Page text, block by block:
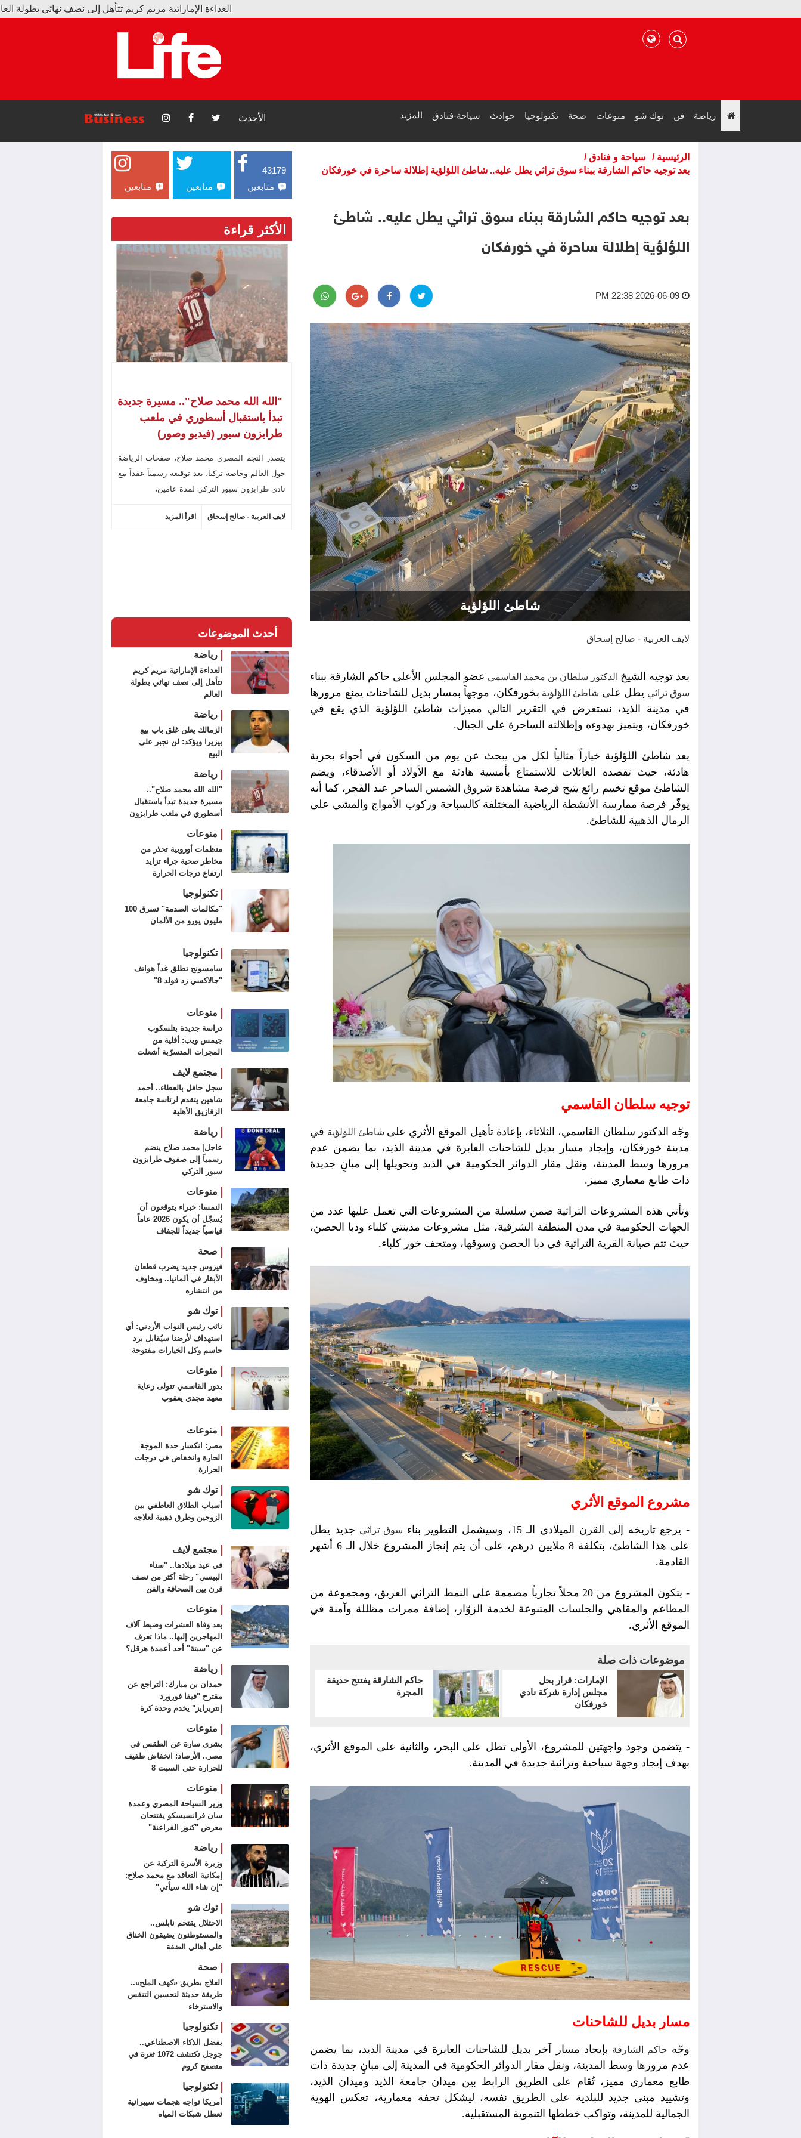
العداءة الإماراتية مريم كريم تتأهل إلى نصف نهائي بطولة العالم
رياضة فن توك شو منوعات صحة تكنولوجيا حوادث سياحة-فنادق المزيد الأحدث
الرئيسية / سياحة و فنادق /
بعد توجيه حاكم الشارقة ببناء سوق تراثي يطل عليه.. شاطئ اللؤلؤية إطلالة ساحرة في خورفكان
بعد توجيه حاكم الشارقة ببناء سوق تراثي يطل عليه.. شاطئ
اللؤلؤية إطلالة ساحرة في خورفكان
2026-06-09 22:38 PM
شاطئ اللؤلؤية
لايف العربية - صالح إسحاق
بعد توجيه الشيخ الدكتور سلطان بن محمد القاسمي عضو المجلس الأعلى حاكم الشارقة ببناء
سوق تراثي يطل على شاطئ اللؤلؤية بخورفكان، موجهاً بمسار بديل للشاحنات يمنع مرورها
في مدينة الذيد، نستعرض في التقرير التالي مميزات شاطئ اللؤلؤية الذي يقع في
خورفكان، ويتميز بهدوءه وإطلالته الساحرة على الجبال.
يعد شاطئ اللؤلؤية خياراً مثالياً لكل من يبحث عن يوم من السكون في أجواء بحرية
هادئة، حيث تقصده العائلات للاستمتاع بأمسية هادئة مع الأولاد أو الأصدقاء، ويضم
الشاطئ موقع تخييم رائع يتيح فرصة مشاهدة شروق الشمس الساحر عند الفجر، كما أنه
يوفّر فرصة ممارسة الأنشطة الرياضية المختلفة كالسباحة وركوب الأمواج والمشي على
الرمال الذهبية للشاطئ.
توجيه سلطان القاسمي
وجّه الدكتور سلطان القاسمي، الثلاثاء، بإعادة تأهيل الموقع الأثري على شاطئ اللؤلؤية في
مدينة خورفكان، وإيجاد مسار بديل للشاحنات العابرة في مدينة الذيد، بما يضمن عدم
مرورها وسط المدينة، ونقل مقار الدوائر الحكومية في الذيد وتحويلها إلى مبانٍ جديدة
ذات طابع معماري مميز.
وتأتي هذه المشروعات التراثية ضمن سلسلة من المشروعات التي تعمل عليها عدد من
الجهات الحكومية في مدن المنطقة الشرقية، مثل مشروعات مدينتي كلباء ودبا الحصن،
حيث تتم صيانة القرية التراثية في دبا الحصن وسوقها، ومتحف خور كلباء.
مشروع الموقع الأثري
- يرجع تاريخه إلى القرن الميلادي الـ 15، وسيشمل التطوير بناء سوق تراثي جديد يطل
على هذا الشاطئ، بتكلفة 8 ملايين درهم، على أن يتم إنجاز المشروع خلال الـ 6 أشهر
القادمة.
- يتكون المشروع من 20 محلاً تجارياً مصممة على النمط التراثي العريق، ومجموعة من
المطاعم والمقاهي والجلسات المتنوعة لخدمة الزوّار، إضافة ممرات مظللة وآمنة في
الموقع الأثري.
موضوعات ذات صلة
الإمارات: قرار بحل
مجلس إدارة شركة نادي
خورفكان
حاكم الشارقة يفتتح حديقة
المجرة
- يتضمن وجود واجهتين للمشروع، الأولى تطل على البحر، والثانية على الموقع الأثري،
بهدف إيجاد وجهة سياحية وتراثية جديدة في المدينة.
مسار بديل للشاحنات
وجّه حاكم الشارقة بإيجاد مسار آخر بديل للشاحنات العابرة في مدينة الذيد، بما يضمن
عدم مرورها وسط المدينة، ونقل مقار الدوائر الحكومية في المدينة إلى مبانٍ جديدة ذات
طابع معماري مميز، تُقام على الطريق الرابط بين ميدان جامعة الذيد وميدان الذيد،
وتشييد مبنى جديد للبلدية على الطريق نفسه، ليشكل تحفة معمارية، تعكس الهوية
الجمالية للمدينة، وتواكب خططها التنموية المستقبلية.
43179
متابعين
متابعين متابعين
الأكثر قراءة
"الله الله محمد صلاح".. مسيرة جديدة
تبدأ باستقبال أسطوري في ملعب
طرابزون سبور (فيديو وصور)
يتصدر النجم المصري محمد صلاح، صفحات الرياضة
حول العالم وخاصة تركيا، بعد توقيعه رسمياً عقداً مع
نادي طرابزون سبور التركي لمدة عامين،
لايف العربية - صالح إسحاق اقرأ المزيد
أحدث الموضوعات
رياضة
العداءة الإماراتية مريم كريم
تتأهل إلى نصف نهائي بطولة
العالم
رياضة
الزمالك يعلن غلق باب بيع
بيزيرا ويؤكد: لن نجبر على
البيع
رياضة
"الله الله محمد صلاح"..
مسيرة جديدة تبدأ باستقبال
أسطوري في ملعب طرابزون
منوعات
منظمات أوروبية تحذر من
مخاطر صحية جراء تزايد
ارتفاع درجات الحرارة
تكنولوجيا
"مكالمات الصدمة" تسرق 100
مليون يورو من الألمان
تكنولوجيا
سامسونج تطلق غداً هواتف
"جالاكسي زد فولد 8"
منوعات
دراسة جديدة بتلسكوب
جيمس ويب: أقلية من
المجرات المتسرّبة أشعلت
مجتمع لايف
سجل حافل بالعطاء.. أحمد
شاهين يتقدم لرئاسة جامعة
الزقازيق الأهلية
رياضة
عاجل| محمد صلاح ينضم
رسمياً إلى صفوف طرابزون
سبور التركي
منوعات
النمسا: خبراء يتوقعون أن
يُسجّل أن يكون 2026 عاماً
قياسياً جديداً للجفاف
صحة
فيروس جديد يضرب قطعان
الأبقار في ألمانيا.. ومخاوف
من انتشاره
توك شو
نائب رئيس النواب الأردني: أي
استهداف لأرضنا سيُقابل برد
حاسم وكل الخيارات مفتوحة
منوعات
بدور القاسمي تتولى رعاية
معهد مجدي يعقوب
منوعات
مصر: انكسار حدة الموجة
الحارة وانخفاض في درجات
الحرارة
توك شو
أسباب الطلاق العاطفي بين
الزوجين وطرق ذهبية لعلاجه
مجتمع لايف
في عيد ميلادها.. "سناء
البيسي" رحلة أكثر من نصف
قرن بين الصحافة والفن
منوعات
بعد وفاة العشرات وضبط آلاف
المهاجرين إليها.. ماذا تعرف
عن "سبتة" أحد أعمدة هرقل؟
رياضة
حمدان بن مبارك: التراجع عن
مقترح "فيفا فورورد
إنتربرايز" يخدم وحدة كرة
منوعات
بشرى سارة عن الطقس في
مصر.. الأرصاد: انخفاض طفيف
للحرارة حتى السبت 8
منوعات
وزير السياحة المصري وعمدة
سان فرانسيسكو يفتتحان
معرض "كنوز الفراعنة"
رياضة
وزيرة الأسرة التركية عن
إمكانية التعاقد مع محمد صلاح:
"إن شاء الله سيأتي"
توك شو
الاحتلال يقتحم نابلس..
والمستوطنون يضيقون الخناق
على أهالي الضفة
صحة
العلاج بطريق «كهف الملح»..
طريقة حديثة لتحسين التنفس
والاسترخاء
تكنولوجيا
بفضل الذكاء الاصطناعي..
جوجل تكتشف 1072 ثغرة في
متصفح كروم
تكنولوجيا
أمريكا تواجه هجمات سيبرانية
تعطل شبكات المياه